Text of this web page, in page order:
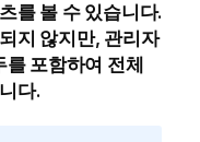
를 볼 수 있습니다.
지 않지만, 관리자
포함하여 전체
다.